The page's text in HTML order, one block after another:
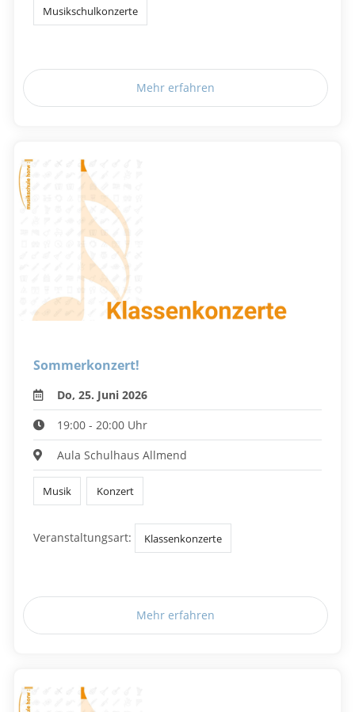
Musikschulkonzerte
Mehr erfahren
Sommerkonzert!
Do, 25. Juni 2026
19:00 - 20:00 Uhr
Aula Schulhaus Allmend
Musik Konzert
Veranstaltungsart: Klassenkonzerte
Mehr erfahren